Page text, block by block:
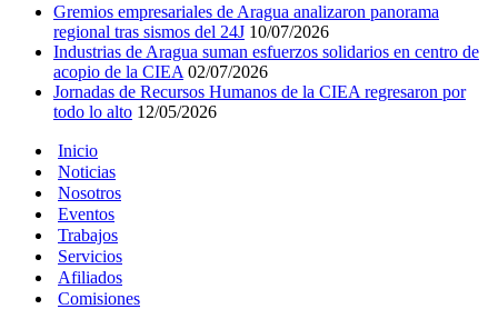
Gremios empresariales de Aragua analizaron panorama
regional tras sismos del 24J 10/07/2026
Industrias de Aragua suman esfuerzos solidarios en centro de
acopio de la CIEA 02/07/2026
Jornadas de Recursos Humanos de la CIEA regresaron por
todo lo alto 12/05/2026
Inicio
Noticias
Nosotros
Eventos
Trabajos
Servicios
Afiliados
Comisiones